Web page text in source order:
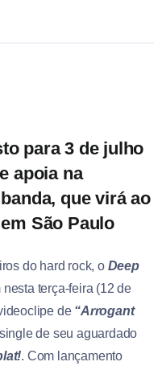
para3 de julho
apoia na
que virá ao
São Paulo
do hard rock, o Deep
nesta terça-feira (12 de
de “Arrogant
de seu aguardado
. Com lançamento